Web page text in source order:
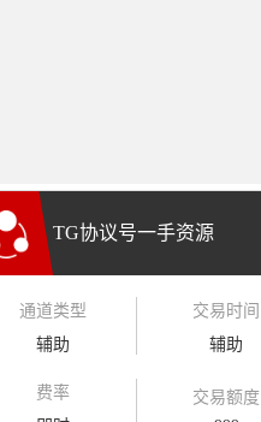
TG协议号一手资源
通道类型
辅助
交易时间
辅助
费率
交易额度